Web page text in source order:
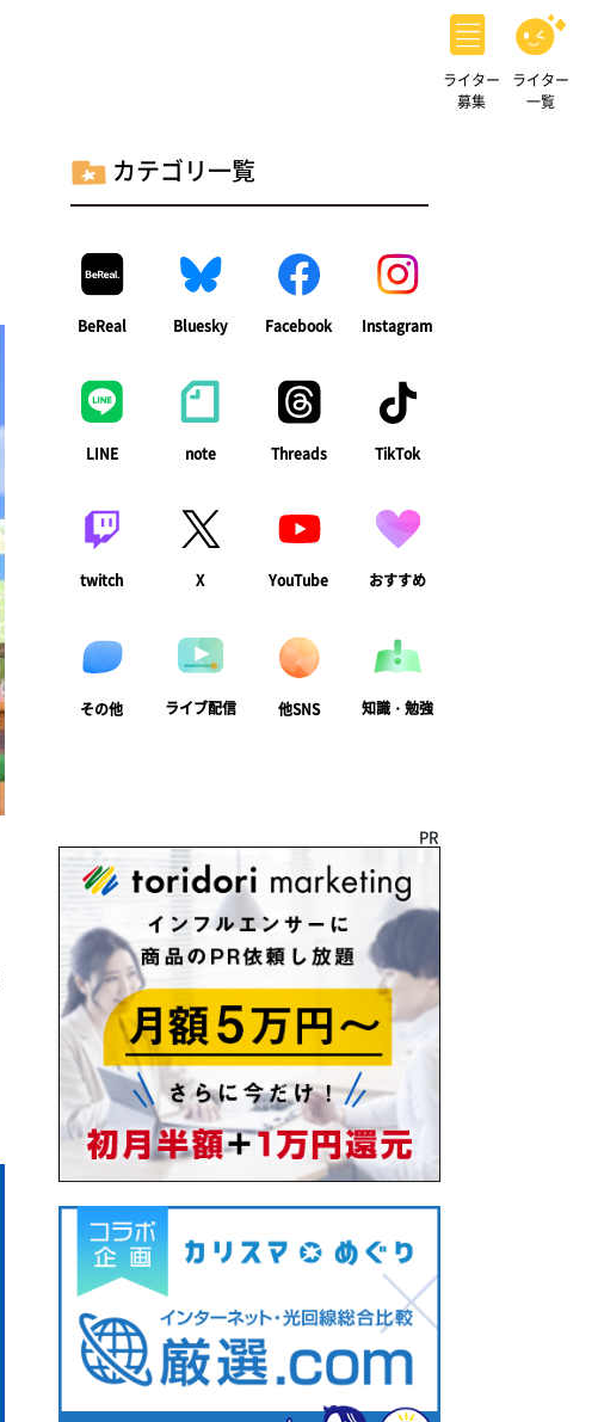
ライター
募集
ライター
一覧
カテゴリ一覧
BeReal Bluesky Facebook Instagram
LINE note Threads TikTok
twitch X YouTube おすすめ
その他 ライブ配信 他SNS 知識・勉強
PR